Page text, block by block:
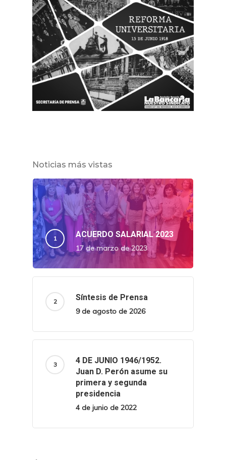
Noticias más vistas
ACUERDO SALARIAL 2023
17 de marzo de 2023
Síntesis de Prensa
9 de agosto de 2026
4 DE JUNIO 1946/1952.
Juan D. Perón asume su
primera y segunda
presidencia
4 de junio de 2022